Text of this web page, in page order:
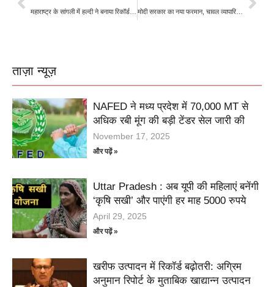
महाराष्ट्र के सांगली में हल्दी ने बनाया रिकॉर्ड, किसान को मिला 31000 क्विंटल का भाव मोदी सरकार का नया फरमान, चावल व्यापारियों को अगले शुक्रवार से स्टॉक की जानकारी देनी होगी
ताज़ा न्यूज़
NAFED ने मध्य प्रदेश में 70,000 MT से
अधिक रबी मूंग की बड़ी टेंडर सेल जारी की
November 17, 2025
और पढ़ें »
Uttar Pradesh : अब यूपी की महिलाएं बनेंगी
‘कृषि सखी’ और पाएंगी हर माह 5000 रुपये
April 29, 2025
और पढ़ें »
खरीफ उत्पादन में रिकॉर्ड बढ़ोतरी: अग्रिम
अनुमान रिपोर्ट के मुताबिक खाद्यान्न उत्पादन